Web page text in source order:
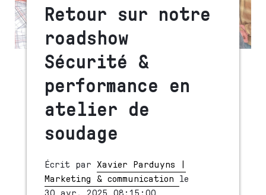
Retour sur notre
roadshow
Sécurité &
performance en
atelier de
soudage
Écrit par Xavier Parduyns |
Marketing & communication le
30 avr. 2025 08:15:00